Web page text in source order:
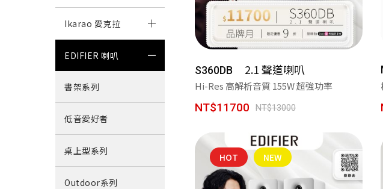
讓好聲音走入生活 ──
Neodots 頂規降噪耳
Ikarao 愛克拉｜全系列機種全面
愛克拉系列僅在官方平台平台
AIRPULSE Hi-Fi 主動式
續航高達 94H！
Ikarao 愛克拉
EDIFIER 喇叭
書架系列
低音愛好者
桌上型系列
Outdoor系列
S360DB 2.1 聲道喇叭
Hi-Res 高解析音質 155W 超強功率
NT$11700 NT$13000
HOT NEW